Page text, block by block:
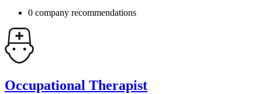
0 company recommendations
Occupational Therapist